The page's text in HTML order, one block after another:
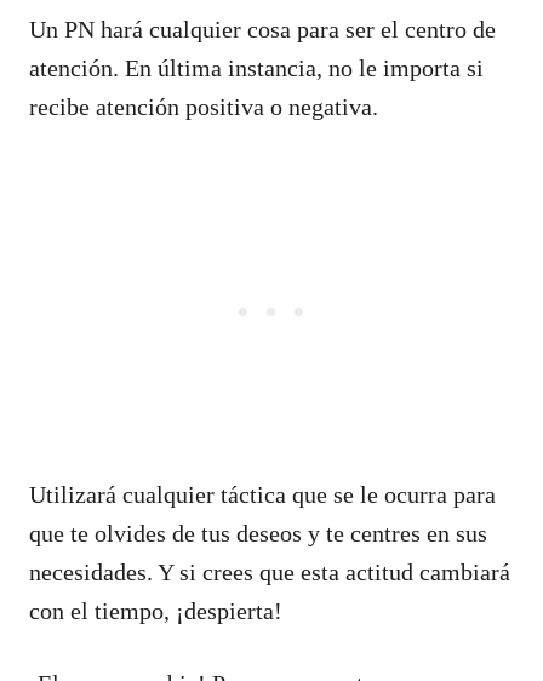
Un PN hará cualquier cosa para ser el centro de
atención. En última instancia, no le importa si
recibe atención positiva o negativa.
Utilizará cualquier táctica que se le ocurra para
que te olvides de tus deseos y te centres en sus
necesidades. Y si crees que esta actitud cambiará
con el tiempo, ¡despierta!